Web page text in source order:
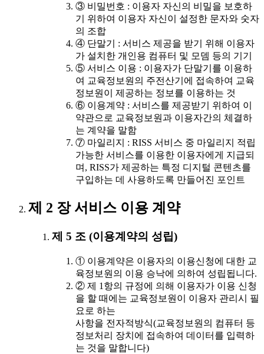
③ 비밀번호 : 이용자 자신의 비밀을 보호하
기 위하여 이용자 자신이 설정한 문자와 숫자
의 조합
④ 단말기 : 서비스 제공을 받기 위해 이용자
가 설치한 개인용 컴퓨터 및 모뎀 등의 기기
⑤ 서비스 이용 : 이용자가 단말기를 이용하
여 교육정보원의 주전산기에 접속하여 교육
정보원이 제공하는 정보를 이용하는 것
⑥ 이용계약 : 서비스를 제공받기 위하여 이
약관으로 교육정보원과 이용자간의 체결하
는 계약을 말함
⑦ 마일리지 : RISS 서비스 중 마일리지 적립
가능한 서비스를 이용한 이용자에게 지급되
며, RISS가 제공하는 특정 디지털 콘텐츠를
구입하는 데 사용하도록 만들어진 포인트
제 2 장 서비스 이용 계약
제 5 조 (이용계약의 성립)
① 이용계약은 이용자의 이용신청에 대한 교
육정보원의 이용 승낙에 의하여 성립됩니다.
② 제 1항의 규정에 의해 이용자가 이용 신청
을 할 때에는 교육정보원이 이용자 관리시 필
요로 하는
사항을 전자적방식(교육정보원의 컴퓨터 등
정보처리 장치에 접속하여 데이터를 입력하
는 것을 말합니다)